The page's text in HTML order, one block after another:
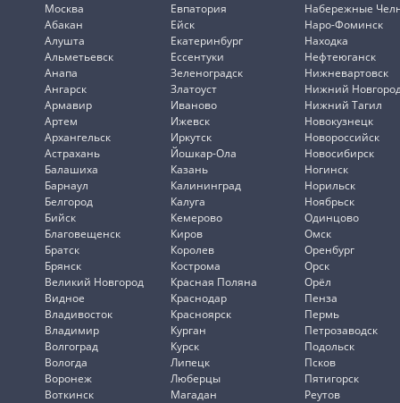
Москва
Абакан
Алушта
Альметьевск
Анапа
Ангарск
Армавир
Артем
Архангельск
Астрахань
Балашиха
Барнаул
Белгород
Бийск
Благовещенск
Братск
Брянск
Великий Новгород
Видное
Владивосток
Владимир
Волгоград
Вологда
Воронеж
Воткинск
Евпатория
Ейск
Екатеринбург
Ессентуки
Зеленоградск
Златоуст
Иваново
Ижевск
Иркутск
Йошкар-Ола
Казань
Калининград
Калуга
Кемерово
Киров
Королев
Кострома
Красная Поляна
Краснодар
Красноярск
Курган
Курск
Липецк
Люберцы
Магадан
Набережные
Наро-Фоминск
Находка
Нефтеюганск
Нижневартовск
Нижний
Нижний Тагил
Новокузнецк
Новороссийск
Новосибирск
Ногинск
Норильск
Ноябрьск
Одинцово
Омск
Оренбург
Орск
Орёл
Пенза
Пермь
Петрозаводск
Подольск
Псков
Пятигорск
Реутов